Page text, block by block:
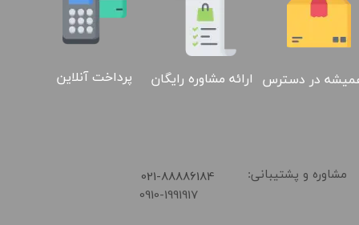
در دسترس ارائه مشاوره رایگان پرداخت آنلاین
مشاوره و پشتیبانی: ​021-88886184
0910-1991917